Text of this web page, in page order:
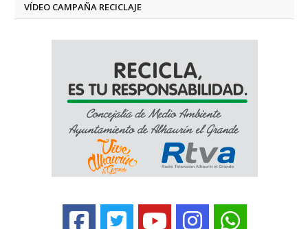
VÍDEO CAMPAÑA RECICLAJE